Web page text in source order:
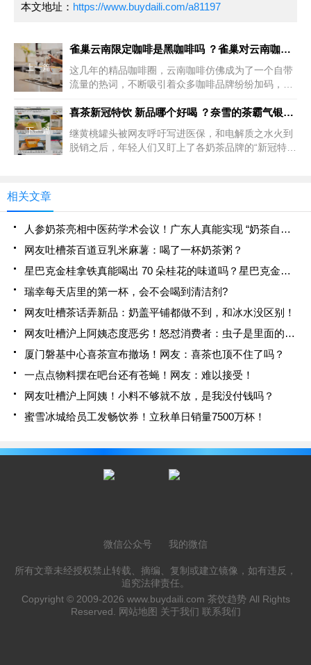
本文地址： https://www.buydaili.com/a81197
上一篇
雀巢云南限定咖啡是黑咖啡吗 ？雀巢对云南咖啡的影响、贡献
这几年的精品咖啡圈，云南咖啡仿佛成为了一个自带
流量的热词，不断吸引着众多咖啡品牌纷纷加码，现
云南咖啡产业得以如此快速的离不开各咖啡品牌的布
下一篇
喜茶新冠特饮 新品哪个好喝 ？奈雪的茶霸气银耳炖梨热量
继黄桃罐头被网友呼吁写进医保，和电解质之水火到
脱销之后，年轻人们又盯上了各奶茶品牌的“新冠特
相关文章
人参奶茶亮相中医药学术会议！广东人真能实现 “奶茶自由” 了！
网友吐槽茶百道豆乳米麻薯：喝了一杯奶茶粥？
星巴克金桂拿铁真能喝出 70 朵桂花的味道吗？星巴克金桂拿铁的味觉迷局！
瑞幸每天店里的第一杯，会不会喝到清洁剂?
网友吐槽茶话弄新品：奶盖平铺都做不到，和冰水没区别！
网友吐槽沪上阿姨态度恶劣！怒怼消费者：虫子是里面的我吃了！
厦门磐基中心喜茶宣布撤场！网友：喜茶也顶不住了吗？
一点点物料摆在吧台还有苍蝇！网友：难以接受！
网友吐槽沪上阿姨！小料不够就不放，是我没付钱吗？
蜜雪冰城给员工发畅饮券！立秋单日销量7500万杯！
微信公众号 我的微信
所有文章未经授权禁止转载、摘编、复制或建立镜像，如有违反，
追究法律责任。
Copyright © 2009-2026 www.buydaili.com 茶饮趋势 All Rights
Reserved.
网站地图 关于我们 联系我们